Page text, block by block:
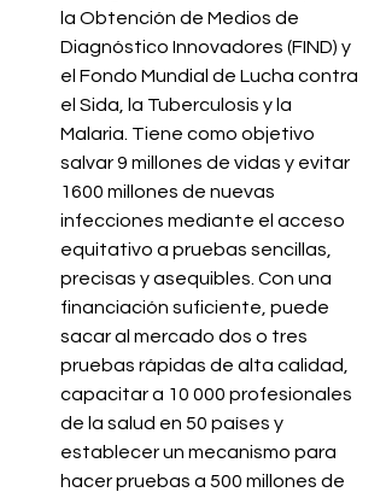
la Obtención de Medios de
Diagnóstico Innovadores (FIND) y
el Fondo Mundial de Lucha contra
el Sida, la Tuberculosis y la
Malaria. Tiene como objetivo
salvar 9 millones de vidas y evitar
1600 millones de nuevas
infecciones mediante el acceso
equitativo a pruebas sencillas,
precisas y asequibles. Con una
financiación suficiente, puede
sacar al mercado dos o tres
pruebas rápidas de alta calidad,
capacitar a 10 000 profesionales
de la salud en 50 países y
establecer un mecanismo para
hacer pruebas a 500 millones de